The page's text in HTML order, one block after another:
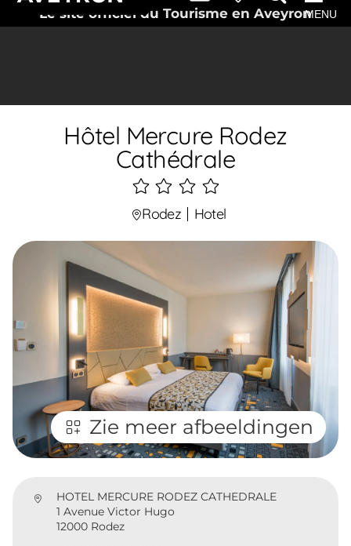
Le site officiel du Tourisme en AveyronMENU
Hôtel Mercure Rodez
Cathédrale
4
étoiles
Rodez Hotel
Zie meer afbeeldingen
HOTEL MERCURE RODEZ CATHEDRALE
1 Avenue Victor Hugo
12000 Rodez